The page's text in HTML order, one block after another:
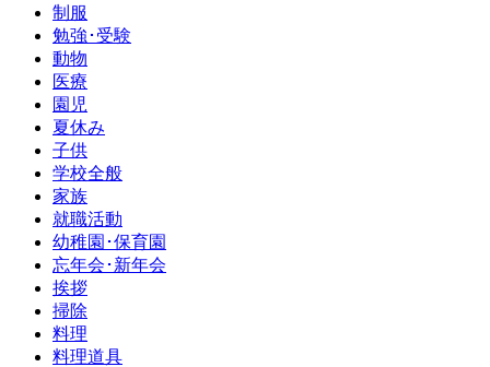
制服
勉強･受験
動物
医療
園児
夏休み
子供
学校全般
家族
就職活動
幼稚園･保育園
忘年会･新年会
挨拶
掃除
料理
料理道具